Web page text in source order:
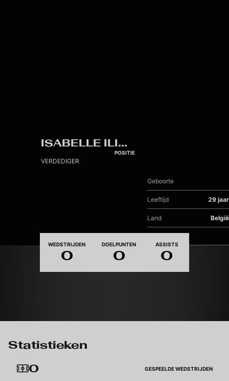
ISABELLE ILIANO
POSITIE
VERDEDIGER
Geboorte
Leeftijd 29 jaar
Land België
WEDSTRIJDEN
0
DOELPUNTEN
0
ASSISTS
0
Statistieken
0
GESPEELDE WEDSTRIJDEN